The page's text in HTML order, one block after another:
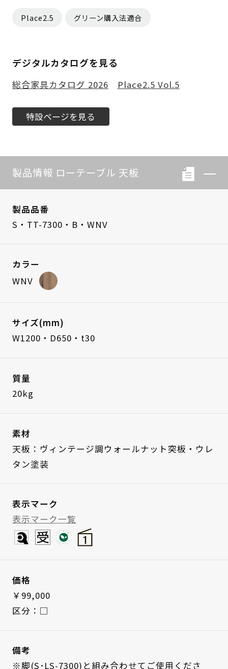
Place2.5 グリーン購入法適合
デジタルカタログを見る
総合家具カタログ 2026 Place2.5 Vol.5
特設ページを見る
製品情報 ローテーブル 天板
製品品番
S・TT-7300・B・WNV
カラー
WNV
サイズ(mm)
W1200・D650・t30
質量
20kg
素材
天板：ヴィンテージ調ウォールナット突板・ウレ
タン塗装
表示マーク
表示マーク一覧
価格
￥99,000
区分：□
備考
※脚(S･LS-7300)と組み合わせてご使用くださ